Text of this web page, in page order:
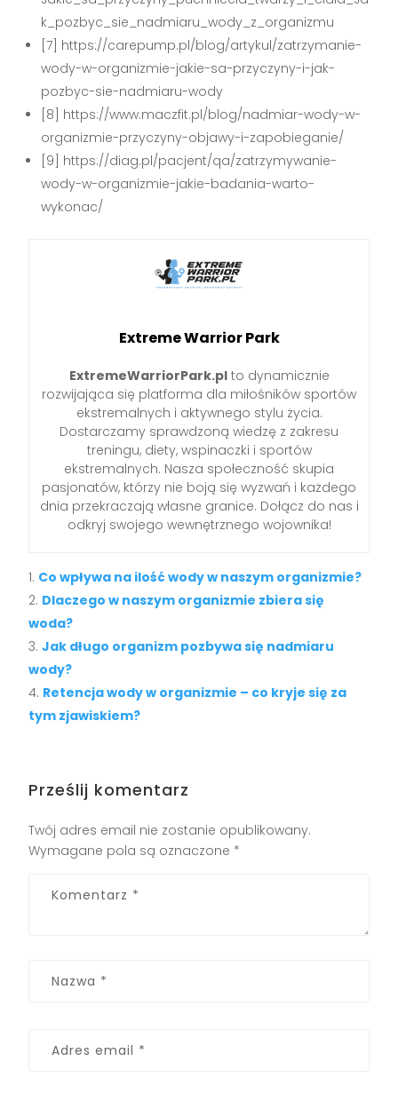
k_pozbyc_sie_nadmiaru_wody_z_organizmu
[7] https://carepump.pl/blog/artykul/zatrzymanie-
wody-w-organizmie-jakie-sa-przyczyny-i-jak-
pozbyc-sie-nadmiaru-wody
[8] https://www.maczfit.pl/blog/nadmiar-wody-w-
organizmie-przyczyny-objawy-i-zapobieganie/
[9] https://diag.pl/pacjent/qa/zatrzymywanie-
wody-w-organizmie-jakie-badania-warto-
wykonac/
Extreme Warrior Park
ExtremeWarriorPark.plto dynamicznie
rozwijająca się platforma dla miłośników sportów
ekstremalnych i aktywnego stylu życia.
Dostarczamy sprawdzoną wiedzę z zakresu
treningu, diety, wspinaczki i sportów
ekstremalnych. Nasza społeczność skupia
pasjonatów, którzy nie boją się wyzwań i każdego
dnia przekraczają własne granice. Dołącz do nas i
odkryj swojego wewnętrznego wojownika!
Co wpływa na ilość wody w naszym organizmie?
Dlaczego w naszym organizmie zbiera się
woda?
Jak długo organizm pozbywa się nadmiaru
wody?
Retencja wody w organizmie – co kryje się za
tym zjawiskiem?
Prześlij komentarz
Twój adres email nie zostanie opublikowany.
Wymagane pola są oznaczone *